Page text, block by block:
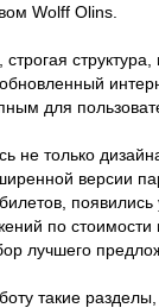
Wolff Olins.
для
не только
версии
по стоимости
лучшего
такие